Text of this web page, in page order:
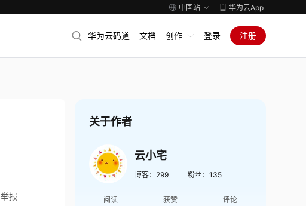
中国站 华为云App
华为云码道 文档 创作 登录 注册
举报
关于作者
云小宅
博客： 299 粉丝： 135
阅读 获赞 评论